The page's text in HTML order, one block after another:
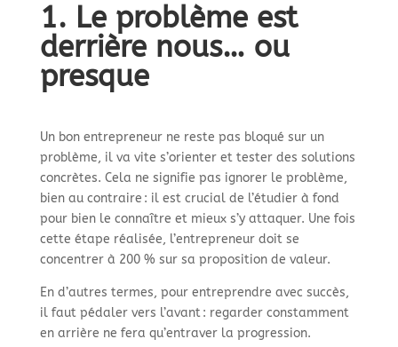
1. Le problème est
derrière nous… ou
presque
Un bon entrepreneur ne reste pas bloqué sur un
problème, il va vite s’orienter et tester des solutions
concrètes. Cela ne signifie pas ignorer le problème,
bien au contraire : il est crucial de l’étudier à fond
pour bien le connaître et mieux s’y attaquer. Une fois
cette étape réalisée, l’entrepreneur doit se
concentrer à 200 % sur sa proposition de valeur.
En d’autres termes, pour entreprendre avec succès,
il faut pédaler vers l’avant : regarder constamment
en arrière ne fera qu’entraver la progression.